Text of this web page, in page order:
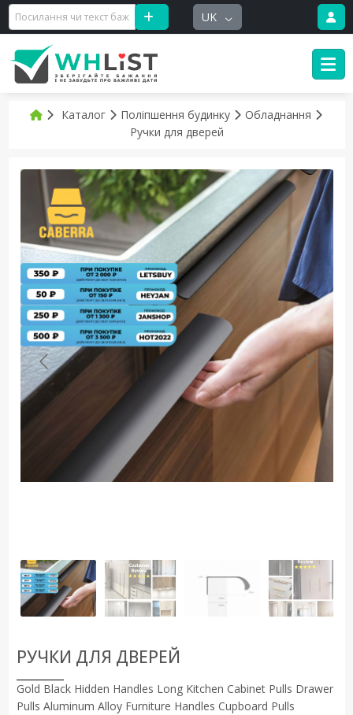
UK
Каталог Поліпшення будинку
Обладнання
Ручки для дверей
РУЧКИ ДЛЯ ДВЕРЕЙ
Gold Black Hidden Handles Long Kitchen Cabinet Pulls Drawer
Pulls Aluminum Alloy Furniture Handles Cupboard Pulls